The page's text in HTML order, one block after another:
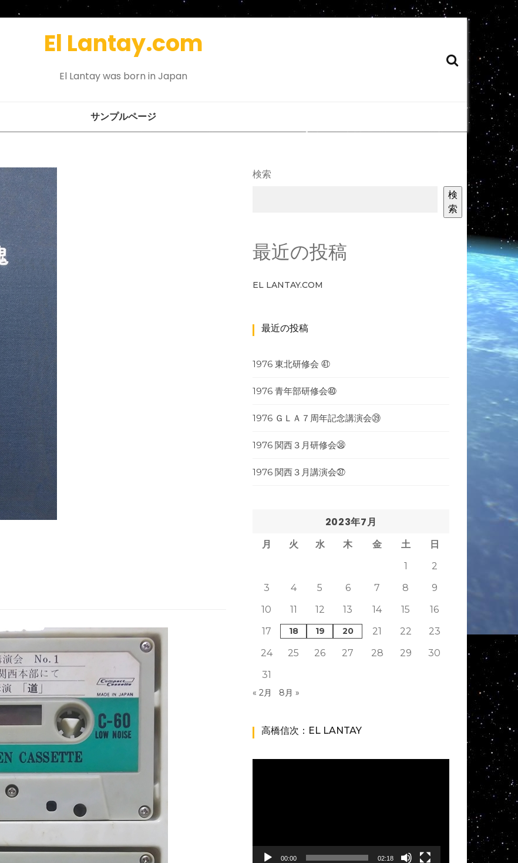
El Lantay.com
El Lantay was born in Japan
サンプルページ
検索
検
索
最近の投稿
EL LANTAY.COM
最近の投稿
1976 東北研修会 ㊶
1976 青年部研修会㊵
1976 ＧＬＡ７周年記念講演会㊴
1976 関西３月研修会㊳
1976 関西３月講演会㊲
2023年7月
月 火 水 木 金 土
日
1
2
3
4 5 6 7 8
9
10
11 12 13 14 15
16
17
18 19 20 21 22
23
24
25 26 27 28 29
30
31
« 2月 8月 »
高橋信次：EL LANTAY
ー
00:00 02:18